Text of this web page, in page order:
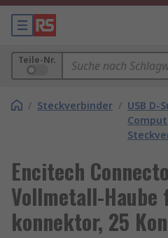
Teile-Nr.
/ Steckverbinder / USB D-
Encitech
Vollmetall-Haube
konnektor, 25